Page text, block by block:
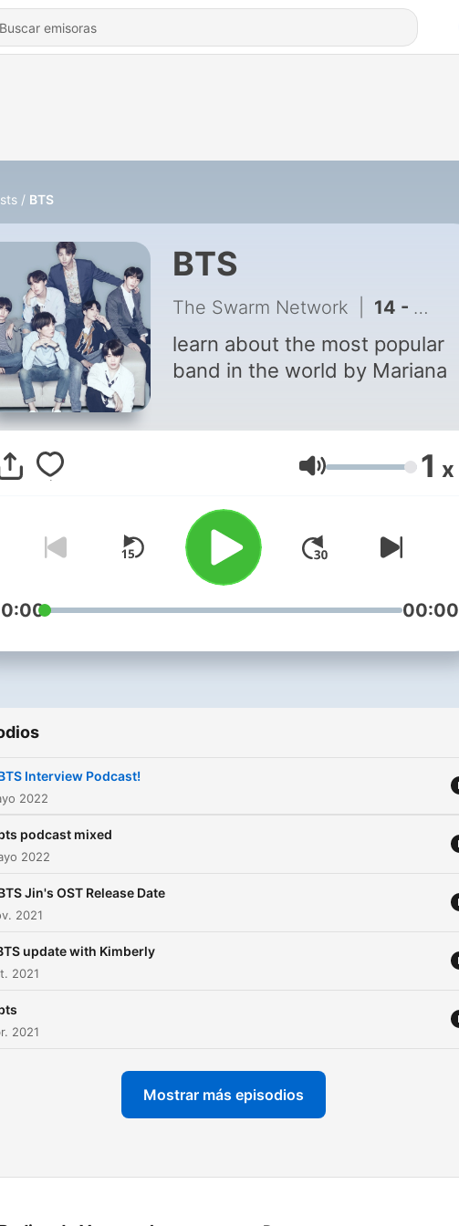
BTS
BTS
The Swarm Network 14 - BTS Interview Podcast!
learn about the most popular
band in the world by Mariana
Volumen 1 x
00:00
Interview Podcast!
2022
podcast mixed
2022
Jin's OST Release Date
2021
update with Kimberly
2021
2021
Mostrar más episodios